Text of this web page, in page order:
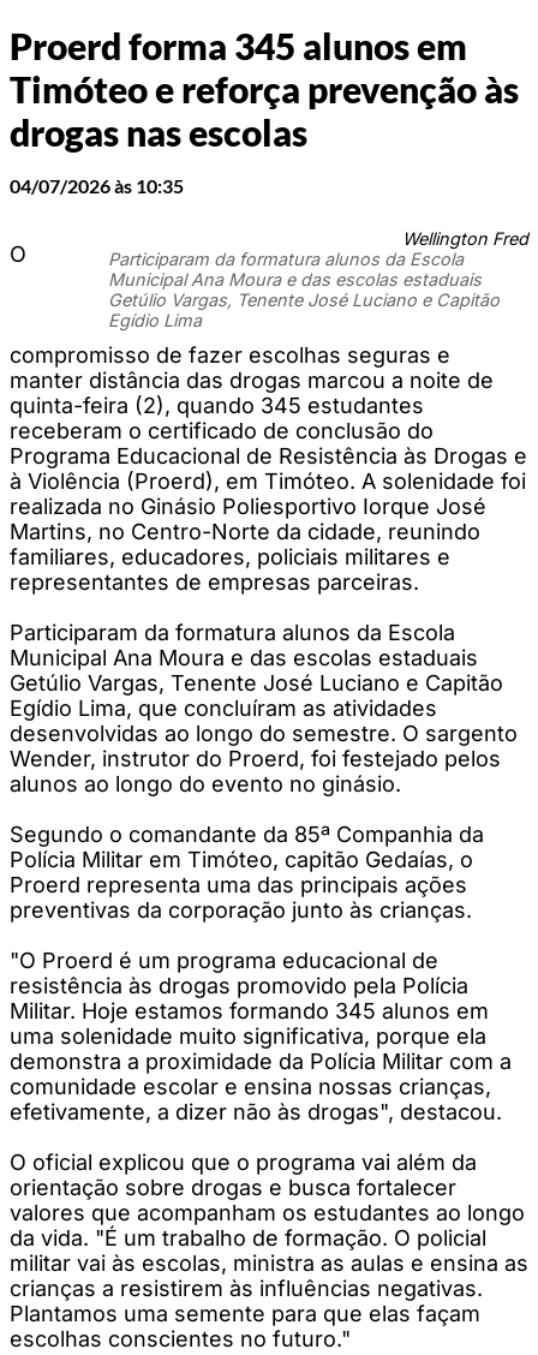
Proerd forma 345 alunos em
Timóteo e reforça prevenção às
drogas nas escolas
04/07/2026 às 10:35
Wellington Fred
Participaram da formatura alunos da Escola
Municipal Ana Moura e das escolas estaduais
Getúlio Vargas, Tenente José Luciano e Capitão
Egídio Lima
O
compromisso de fazer escolhas seguras e
manter distância das drogas marcou a noite de
quinta-feira (2), quando 345 estudantes
receberam o certificado de conclusão do
Programa Educacional de Resistência às Drogas e
à Violência (Proerd), em Timóteo. A solenidade foi
realizada no Ginásio Poliesportivo Iorque José
Martins, no Centro-Norte da cidade, reunindo
familiares, educadores, policiais militares e
representantes de empresas parceiras.
Participaram da formatura alunos da Escola
Municipal Ana Moura e das escolas estaduais
Getúlio Vargas, Tenente José Luciano e Capitão
Egídio Lima, que concluíram as atividades
desenvolvidas ao longo do semestre. O sargento
Wender, instrutor do Proerd, foi festejado pelos
alunos ao longo do evento no ginásio.
Segundo o comandante da 85ª Companhia da
Polícia Militar em Timóteo, capitão Gedaías, o
Proerd representa uma das principais ações
preventivas da corporação junto às crianças.
"O Proerd é um programa educacional de
resistência às drogas promovido pela Polícia
Militar. Hoje estamos formando 345 alunos em
uma solenidade muito significativa, porque ela
demonstra a proximidade da Polícia Militar com a
comunidade escolar e ensina nossas crianças,
efetivamente, a dizer não às drogas", destacou.
O oficial explicou que o programa vai além da
orientação sobre drogas e busca fortalecer
valores que acompanham os estudantes ao longo
da vida. "É um trabalho de formação. O policial
militar vai às escolas, ministra as aulas e ensina as
crianças a resistirem às influências negativas.
Plantamos uma semente para que elas façam
escolhas conscientes no futuro."